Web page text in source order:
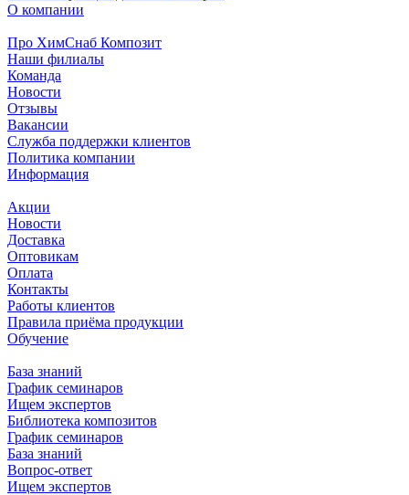
О компании
Про ХимСнаб Композит
Наши филиалы
Команда
Новости
Отзывы
Вакансии
Служба поддержки клиентов
Политика компании
Информация
Акции
Новости
Доставка
Оптовикам
Оплата
Контакты
Работы клиентов
Правила приёма продукции
Обучение
База знаний
График семинаров
Ищем экспертов
Библиотека композитов
График семинаров
База знаний
Вопрос-ответ
Ищем экспертов